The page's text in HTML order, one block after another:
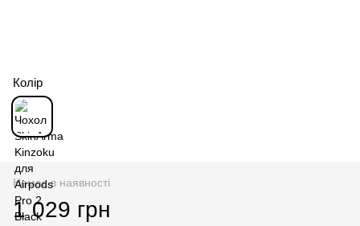
Колір
Немає в наявності
1 029 грн